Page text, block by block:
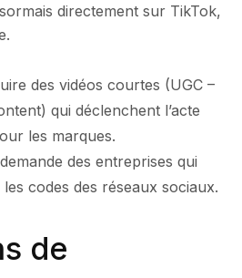
directement sur TikTok,
des vidéos courtes (UGC –
qui déclenchent l’acte
les marques.
des entreprises qui
codes des réseaux sociaux.
de